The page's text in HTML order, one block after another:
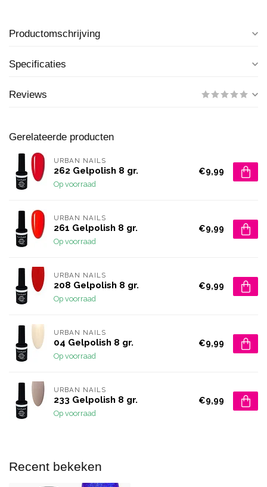
Productomschrijving
Specificaties
Reviews
Gerelateerde producten
URBAN NAILS
262 Gelpolish 8 gr.
Op voorraad
€9,99
URBAN NAILS
261 Gelpolish 8 gr.
Op voorraad
€9,99
URBAN NAILS
208 Gelpolish 8 gr.
Op voorraad
€9,99
URBAN NAILS
04 Gelpolish 8 gr.
Op voorraad
€9,99
URBAN NAILS
233 Gelpolish 8 gr.
Op voorraad
€9,99
Recent bekeken